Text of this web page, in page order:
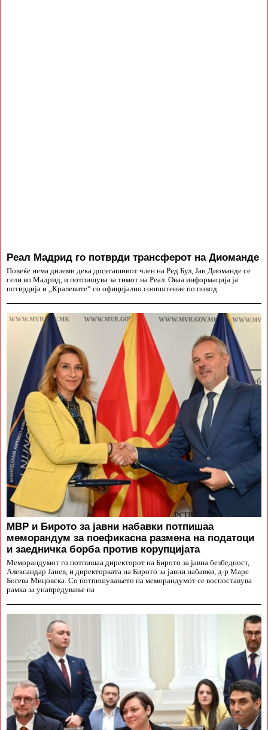
Реал Мадрид го потврди трансферот на Диоманде
Повеќе нема дилеми дека досегашниот член на Ред Бул, Јан Диоманде се
сели во Мадрид, и потпишува за тимот на Реал. Оваа информација ја
потврдија и „Кралевите“ со официјално соопштение по повод
МВР и Бирото за јавни набавки потпишаа
меморандум за поефикасна размена на податоци
и заедничка борба против корупцијата
Меморандумот го потпишаа директорот на Бирото за јавна безбедност,
Александар Јанев, и директорката на Бирото за јавни набавки, д-р Маре
Богева Мицовска. Со потпишувањето на меморандумот се воспоставува
рамка за унапредување на